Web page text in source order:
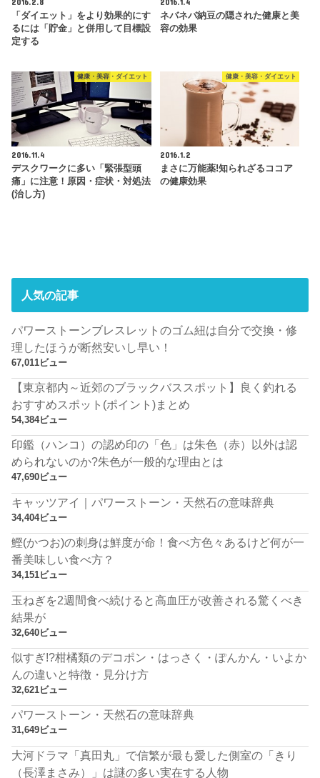
「ダイエット」をより効果的にす
るには「貯金」と併用して目標設
定する
ネバネバ納豆の隠された健康と美
容の効果
健康・美容・ダイエット
2016.11.4
デスクワークに多い「緊張型頭
痛」に注意！原因・症状・対処法
(治し方)
健康・美容・ダイエット
2016.1.2
まさに万能薬!知られざるココア
の健康効果
人気の記事
パワーストーンブレスレットのゴム紐は自分で交換・修
理したほうが断然安いし早い！
67,011ビュー
【東京都内～近郊のブラックバススポット】良く釣れる
おすすめスポット(ポイント)まとめ
54,384ビュー
印鑑（ハンコ）の認め印の「色」は朱色（赤）以外は認
められないのか?朱色が一般的な理由とは
47,690ビュー
キャッツアイ｜パワーストーン・天然石の意味辞典
34,404ビュー
鰹(かつお)の刺身は鮮度が命！食べ方色々あるけど何が一
番美味しい食べ方？
34,151ビュー
玉ねぎを2週間食べ続けると高血圧が改善される驚くべき
結果が
32,640ビュー
似すぎ!?柑橘類のデコポン・はっさく・ぽんかん・いよか
んの違いと特徴・見分け方
32,621ビュー
パワーストーン・天然石の意味辞典
31,649ビュー
大河ドラマ「真田丸」で信繁が最も愛した側室の「きり
（長澤まさみ）」は謎の多い実在する人物